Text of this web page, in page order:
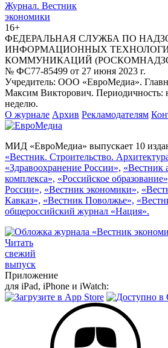
Журнал. Вестник
экономики
16+
ФЕДЕРАЛЬНАЯ СЛУЖБА ПО
ИНФОРМАЦИОННЫХ
КОММУНИКАЦИЙ
№ ФС77-85499 от 27 июня 2023 г.
Учредитель: ООО «ЕвроМедиа».
Максим Викторович. Периодичность:
неделю.
О журнале Архив Рекламодателям
МИД «ЕвроМедиа» выпускает 10
«Вестник. Строительство.
«Здравоохранение России», «Вестник
комплекса», «Российское
России», «Вестник экономики»,
Кавказ», «Вестник Поволжье»,
общероссийский журнал «Нация».
Читать
свежий
выпуск
Приложение
для iPad, iPhone и iWatch: